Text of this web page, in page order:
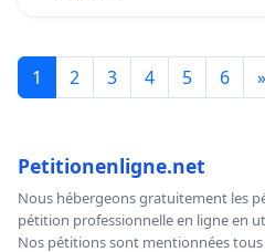
1 2 3 4 5 6 »
Petitionenligne.net
Nous hébergeons gratuitement les
pétition professionnelle en ligne en
Nos pétitions sont mentionnées